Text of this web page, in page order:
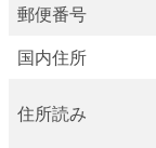
郵便番号
国内住所
住所読み